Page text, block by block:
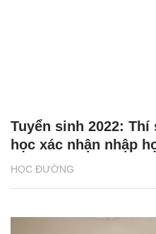
HỌC ĐƯỜNG
Tuyển sinh 2022:
học xác nhận nhập